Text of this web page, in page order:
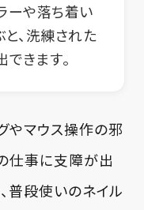
ーや落ち着い
、洗練された
きます。
やマウス操作の邪
の仕事に支障が出
普段使いのネイル